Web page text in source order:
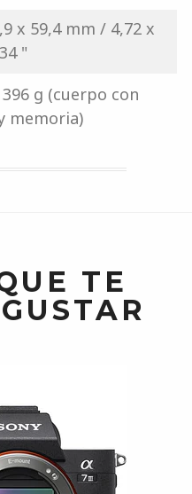
x 59,4 mm / 4,72 x
"
g (cuerpo con
memoria)
TE